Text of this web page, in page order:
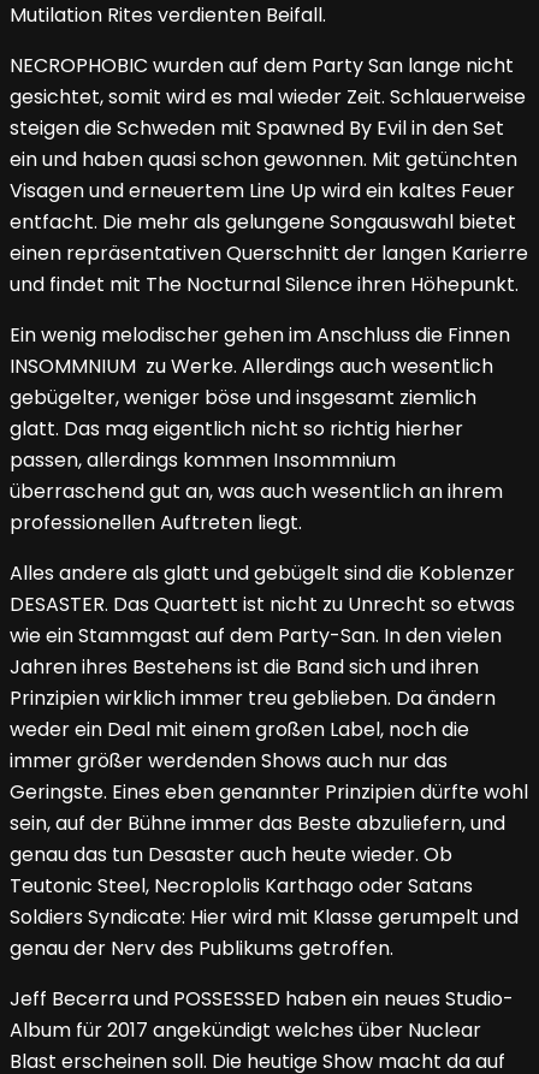
Mutilation Rites verdienten Beifall.
NECROPHOBIC wurden auf dem Party San lange nicht
gesichtet, somit wird es mal wieder Zeit. Schlauerweise
steigen die Schweden mit Spawned By Evil in den Set
ein und haben quasi schon gewonnen. Mit getünchten
Visagen und erneuertem Line Up wird ein kaltes Feuer
entfacht. Die mehr als gelungene Songauswahl bietet
einen repräsentativen Querschnitt der langen Karierre
und findet mit The Nocturnal Silence ihren Höhepunkt.
Ein wenig melodischer gehen im Anschluss die Finnen
INSOMMNIUM zu Werke. Allerdings auch wesentlich
gebügelter, weniger böse und insgesamt ziemlich
glatt. Das mag eigentlich nicht so richtig hierher
passen, allerdings kommen Insommnium
überraschend gut an, was auch wesentlich an ihrem
professionellen Auftreten liegt.
Alles andere als glatt und gebügelt sind die Koblenzer
DESASTER. Das Quartett ist nicht zu Unrecht so etwas
wie ein Stammgast auf dem Party-San. In den vielen
Jahren ihres Bestehens ist die Band sich und ihren
Prinzipien wirklich immer treu geblieben. Da ändern
weder ein Deal mit einem großen Label, noch die
immer größer werdenden Shows auch nur das
Geringste. Eines eben genannter Prinzipien dürfte wohl
sein, auf der Bühne immer das Beste abzuliefern, und
genau das tun Desaster auch heute wieder. Ob
Teutonic Steel, Necroplolis Karthago oder Satans
Soldiers Syndicate: Hier wird mit Klasse gerumpelt und
genau der Nerv des Publikums getroffen.
Jeff Becerra und POSSESSED haben ein neues Studio-
Album für 2017 angekündigt welches über Nuclear
Blast erscheinen soll. Die heutige Show macht da auf